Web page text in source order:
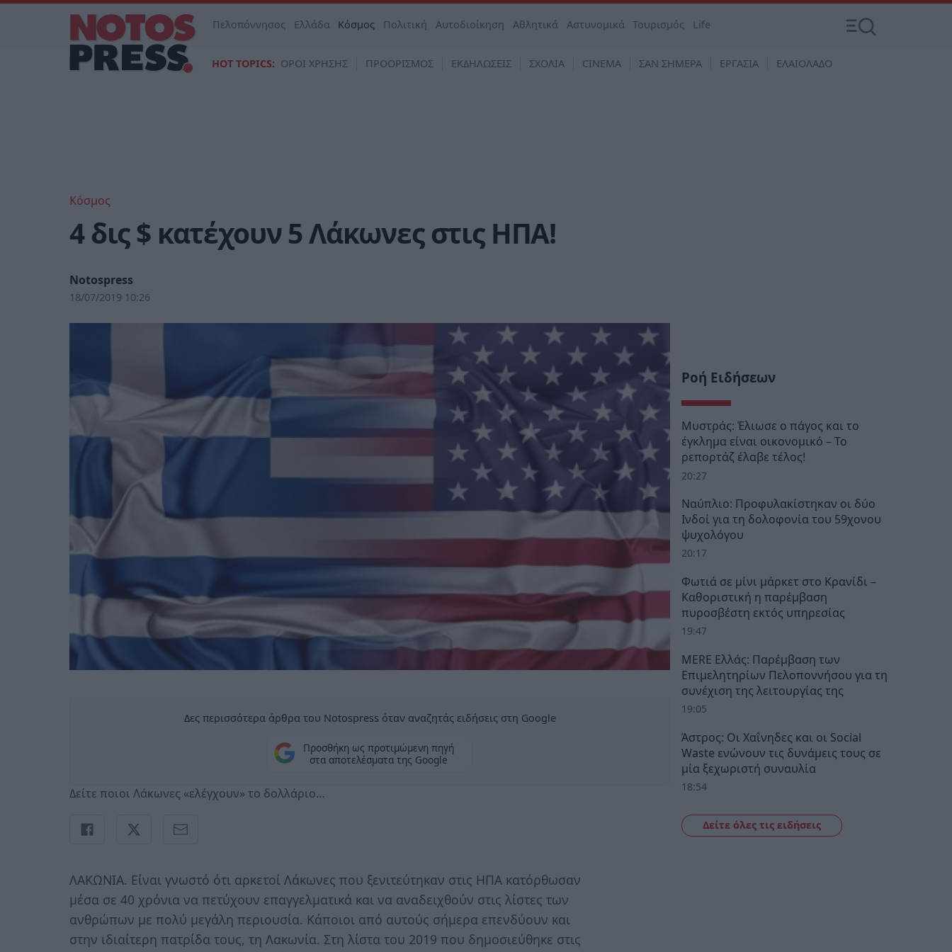
Πελοπόννησος Ελλάδα Κόσμος Πολιτική Αυτοδιοίκηση Αθλητικά Αστυνομικά Τουρισμός Life
HOT TOPICS: ΟΡΟΙ ΧΡΗΣΗΣ ΠΡΟΟΡΙΣΜΟΣ ΕΚΔΗΛΩΣΕΙΣ ΣΧΟΛΙΑ CINEMA ΣΑΝ ΣΗΜΕΡΑ ΕΡΓΑΣΙΑ ΕΛΑΙΟΛΑΔΟ
Κόσμος
4 δις $ κατέχουν 5 Λάκωνες στις ΗΠΑ!
Notospress
18/07/2019 10:26
Δες περισσότερα άρθρα του Notospress όταν αναζητάς ειδήσεις στη Google
Προσθήκη ως προτιμώμενη πηγή
στα αποτελέσματα της Google
Δείτε ποιοι Λάκωνες «ελέγχουν» το δολλάριο…
ΛΑΚΩΝΙΑ. Είναι γνωστό ότι αρκετοί Λάκωνες που ξενιτεύτηκαν στις ΗΠΑ κατόρθωσαν
μέσα σε 40 χρόνια να πετύχουν επαγγελματικά και να αναδειχθούν στις λίστες των
ανθρώπων με πολύ μεγάλη περιουσία. Κάποιοι από αυτούς σήμερα επενδύουν και
στην ιδιαίτερη πατρίδα τους, τη Λακωνία. Στη λίστα του 2019 που δημοσιεύθηκε στις
Ροή Ειδήσεων
Μυστράς: Έλιωσε ο πάγος και το
έγκλημα είναι οικονομικό – Το
ρεπορτάζ έλαβε τέλος!
20:27
Ναύπλιο: Προφυλακίστηκαν οι δύο
Ινδοί για τη δολοφονία του 59χονου
ψυχολόγου
20:17
Φωτιά σε μίνι μάρκετ στο Κρανίδι –
Καθοριστική η παρέμβαση
πυροσβέστη εκτός υπηρεσίας
19:47
MERE Ελλάς: Παρέμβαση των
Επιμελητηρίων Πελοποννήσου για τη
συνέχιση της λειτουργίας της
19:05
Άστρος: Οι Χαΐνηδες και οι Social
Waste ενώνουν τις δυνάμεις τους σε
μία ξεχωριστή συναυλία
18:54
Δείτε όλες τις ειδήσεις